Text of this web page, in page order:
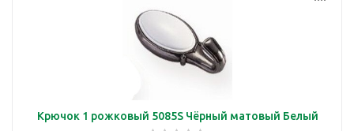
Крючок 1 рожковый 5085S Чёрный матовый Белый